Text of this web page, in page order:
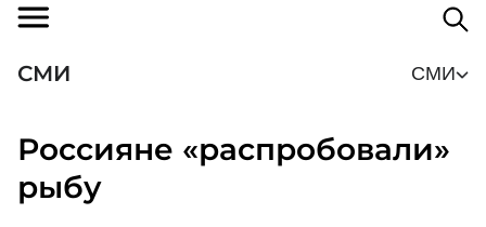
СМИ СМИ
Россияне «распробовали»
рыбу